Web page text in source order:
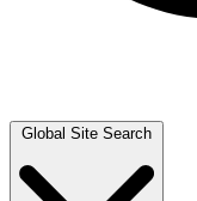
Global Site Search